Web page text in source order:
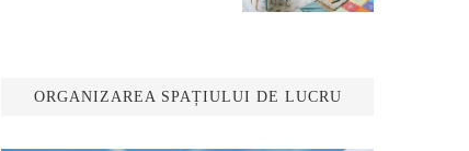
ORGANIZAREA SPAȚIULUI DE LUCRU